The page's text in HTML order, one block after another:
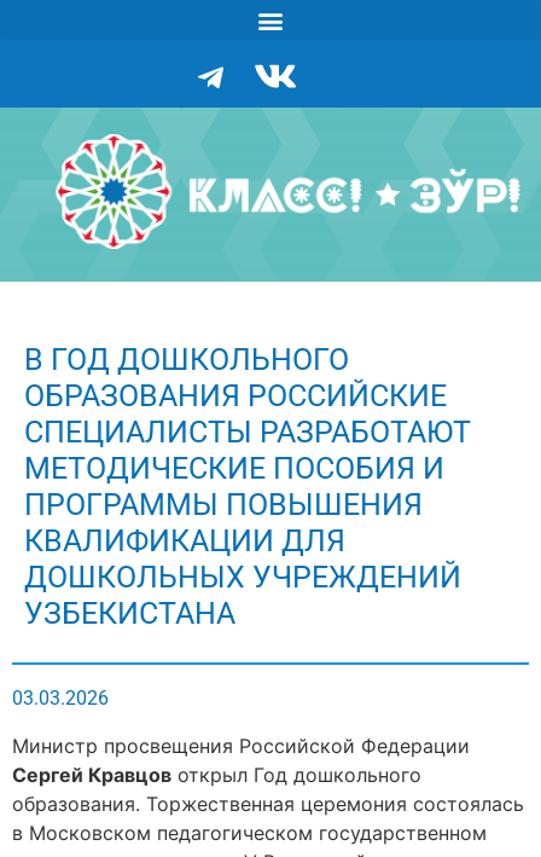
В ГОД ДОШКОЛЬНОГО
ОБРАЗОВАНИЯ РОССИЙСКИЕ
СПЕЦИАЛИСТЫ РАЗРАБОТАЮТ
МЕТОДИЧЕСКИЕ ПОСОБИЯ И
ПРОГРАММЫ ПОВЫШЕНИЯ
КВАЛИФИКАЦИИ ДЛЯ
ДОШКОЛЬНЫХ УЧРЕЖДЕНИЙ
УЗБЕКИСТАНА
03.03.2026
Министр просвещения Российской Федерации
Сергей Кравцов открыл Год дошкольного
образования. Торжественная церемония состоялась
в Московском педагогическом государственном